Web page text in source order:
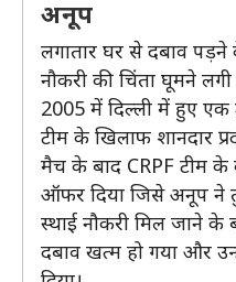
अनूप
लगातार घर से दबाव
नौकरी की चिंता घूमने लगी
2005 में दिल्ली में हुए एक
टीम के खिलाफ शानदार
मैच के बाद CRPF टीम
ऑफर दिया जिसे अनूप ने
स्थाई नौकरी मिल जाने
दबाव खत्म हो गया और